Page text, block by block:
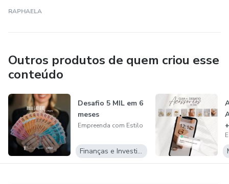
RAPHAELA
Outros produtos de quem criou esse
conteúdo
Desafio 5 MIL em 6
meses
Empreenda com Estilo
Finanças e Investimentos